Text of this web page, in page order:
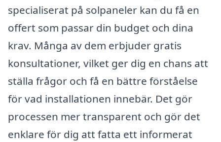
specialiserat på solpaneler kan du få en
offert som passar din budget och dina
krav. Många av dem erbjuder gratis
konsultationer, vilket ger dig en chans att
ställa frågor och få en bättre förståelse
för vad installationen innebär. Det gör
processen mer transparent och gör det
enklare för dig att fatta ett informerat